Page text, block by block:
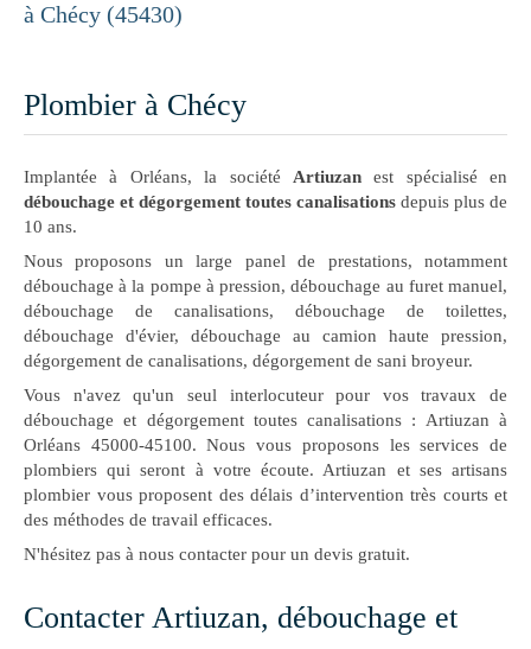
à Chécy (45430)
Plombier à Chécy
Implantée à Orléans, la société Artiuzanest spécialisé en
débouchage et dégorgement toutes canalisations depuis plus de
10 ans.
Nous proposons un large panel de prestations, notamment
débouchage à la pompe à pression, débouchage au furet manuel,
débouchage de canalisations, débouchage de toilettes,
débouchage d'évier, débouchage au camion haute pression,
dégorgement de canalisations, dégorgement de sani broyeur.
Vous n'avez qu'un seul interlocuteur pour vos travaux de
débouchage et dégorgement toutes canalisations : Artiuzan à
Orléans 45000-45100. Nous vous proposons les services de
plombiers qui seront à votre écoute. Artiuzan et ses artisans
plombier vous proposent des délais d’intervention très courts et
des méthodes de travail efficaces.
N'hésitez pas à nous contacter pour un devis gratuit.
Contacter Artiuzan, débouchage et